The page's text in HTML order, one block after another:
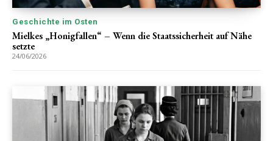
Geschichte im Osten
Mielkes „Honigfallen“ – Wenn die Staatssicherheit auf Nähe
setzte
24/06/2026